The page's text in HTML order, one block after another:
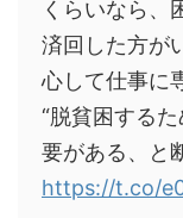
くらいなら、
済回した方が
心して仕事に
“脱貧困する
要がある、と
https://t.co/